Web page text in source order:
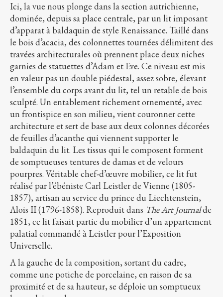
Ici, la vue nous plonge dans la section autrichienne,
dominée, depuis sa place centrale, par un lit imposant
d’apparat à baldaquin de style Renaissance. Taillé dans
le bois d’acacia, des colonnettes tournées délimitent des
travées architecturales où prennent place deux niches
garnies de statuettes d’Adam et Eve. Ce niveau est mis
en valeur pas un double piédestal, assez sobre, élevant
l’ensemble du corps avant du lit, tel un retable de bois
sculpté. Un entablement richement ornementé, avec
un frontispice en son milieu, vient couronner cette
architecture et sert de base aux deux colonnes décorées
de feuilles d’acanthe qui viennent supporter le
baldaquin du lit. Les tissus qui le composent forment
de somptueuses tentures de damas et de velours
pourpres. Véritable chef-d’œuvre mobilier, ce lit fut
réalisé par l’ébéniste Carl Leistler de Vienne (1805-
1857), artisan au service du prince du Liechtenstein,
Alois II (1796-1858). Reproduit dans TheArt Journalde
1851, ce lit faisait partie du mobilier d’un appartement
palatial commandé à Leistler pour l’Exposition
Universelle.
A la gauche de la composition, sortant du cadre,
comme une potiche de porcelaine, en raison de sa
proximité et de sa hauteur, se déploie un somptueux